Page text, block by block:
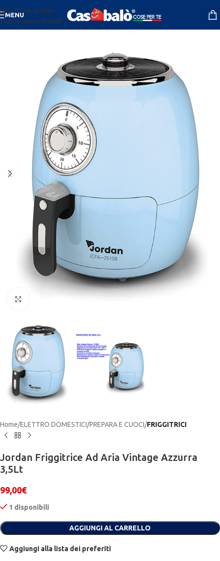
Skip to navigation
Skip to main content
MENU
Home ELETTRO DOMESTICI PREPARA E CUOCI FRIGGITRICI
Jordan Friggitrice Ad Aria Vintage Azzurra
3,5Lt
99,00€
1 disponibili
AGGIUNGI AL CARRELLO
Alternative:
Aggiungi alla lista dei preferiti